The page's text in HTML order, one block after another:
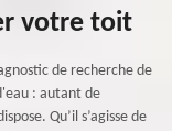
votre toit
de recherche de
: autant de
Qu’il s’agisse de